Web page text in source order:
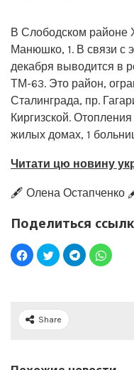
В Слободском районе
Манюшко, 1. В связи с
декабря выводится в
ТМ-63. Это район,
Сталинграда, пр.
Киргизской.
жилых домах, 1
Читати цю новину
🖋️ Олена Остапченко
Поделиться
Share